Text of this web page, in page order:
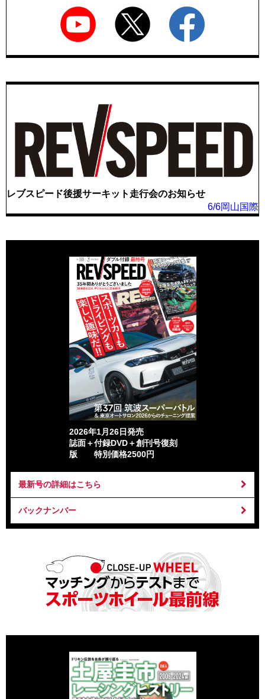
レブスピード後援サーキット走行会のお知らせ
6/6岡山国際
2026年1月26日発売
誌面＋付録DVD＋創刊号復刻
版 特別価格2500円
最新号の詳細はこちら
バックナンバー